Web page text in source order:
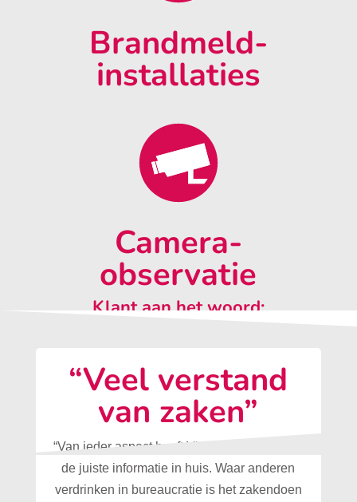
Brandmeld-
installaties
Camera-
observatie
Klant aan het woord:
“Veel verstand
van zaken”
“Van ieder aspect heeft Vleugels Beveiliging
de juiste informatie in huis. Waar anderen
verdrinken in bureaucratie is het zakendoen